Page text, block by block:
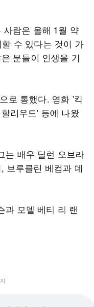
사람은 올해 1월 약
수 있다는 것이 가
분들이 인생을 기
로 통했다. 영화 '킥
리우드' 등에 나왔
는 배우 딜런 오브라
브루클린 베컴과 데
과 모델 베티 리 랜